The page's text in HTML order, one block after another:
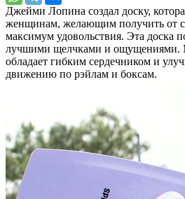
Джейми Лопина создал доску,
женщинам, желающим получить от
максимум удовольствия. Эта доска
лучшими щелчками и ощущениями.
обладает гибким сердечником и
движению по рэйлам и боксам.